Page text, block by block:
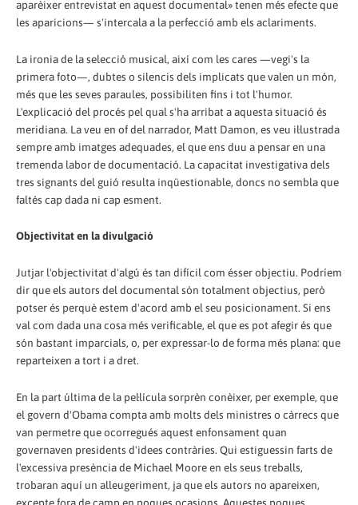
aparèixer entrevistat en aquest documental» tenen més efecte que
les aparicions— s'intercala a la perfecció amb els aclariments.
La ironia de la selecció musical, així com les cares —vegi's la
primera foto—, dubtes o silencis dels implicats que valen un món,
més que les seves paraules, possibiliten fins i tot l'humor.
L'explicació del procés pel qual s'ha arribat a aquesta situació és
meridiana. La veu en of del narrador, Matt Damon, es veu il·lustrada
sempre amb imatges adequades, el que ens duu a pensar en una
tremenda labor de documentació. La capacitat investigativa dels
tres signants del guió resulta inqüestionable, doncs no sembla que
faltés cap dada ni cap esment.
Objectivitat en la divulgació
Jutjar l'objectivitat d'algú és tan difícil com ésser objectiu. Podríem
dir que els autors del documental són totalment objectius, però
potser és perquè estem d'acord amb el seu posicionament. Si ens
val com dada una cosa més verificable, el que es pot afegir és que
són bastant imparcials, o, per expressar-lo de forma més plana: que
reparteixen a tort i a dret.
En la part última de la pel·lícula sorprèn conèixer, per exemple, que
el govern d'Obama compta amb molts dels ministres o càrrecs que
van permetre que ocorregués aquest enfonsament quan
governaven presidents d'idees contràries. Qui estiguessin farts de
l'excessiva presència de Michael Moore en els seus treballs,
trobaran aquí un alleugeriment, ja que els autors no apareixen,